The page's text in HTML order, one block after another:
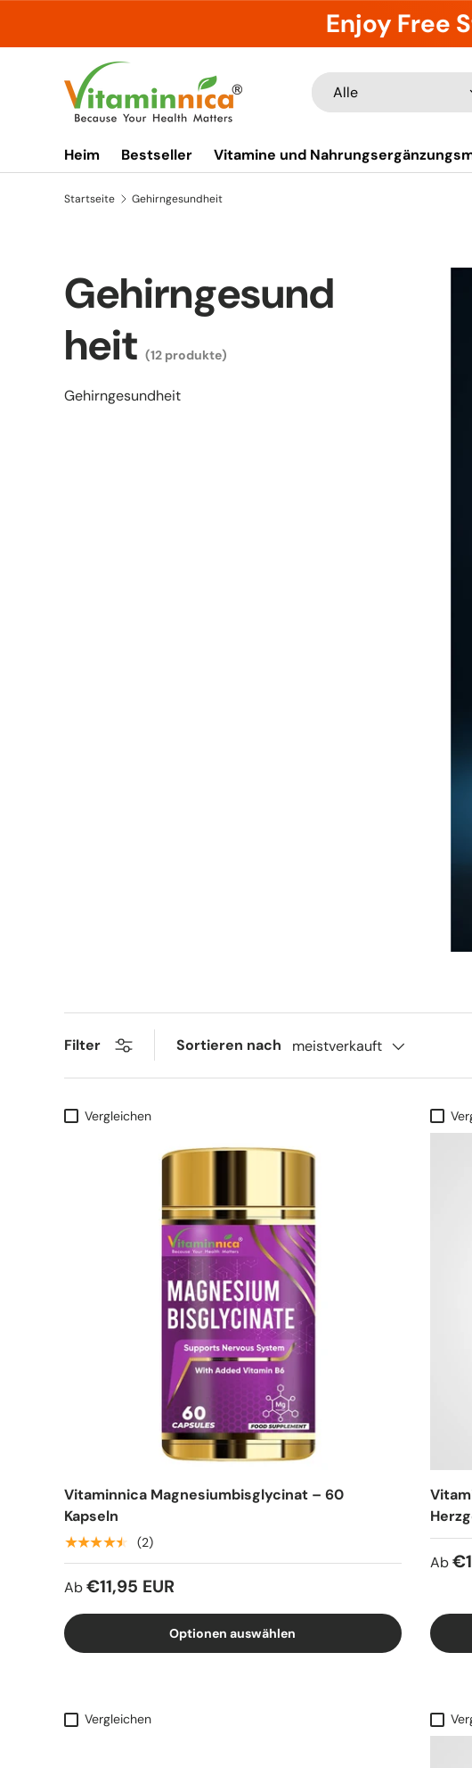
Enjoy Free
Suchen
Art
Alle
Heim Bestseller Vitamine und
Startseite Gehirngesundheit
Gehirngesund
heit (12 produkte)
Gehirngesundheit
Filter Sortieren nach meistverkauft
Vergleichen
Vitaminnica Magnesiumbisglycinat – 60
Kapseln
★★★★★ (2)
Ab€11,95 EUR
Optionen auswählen
Ab
Vergleichen